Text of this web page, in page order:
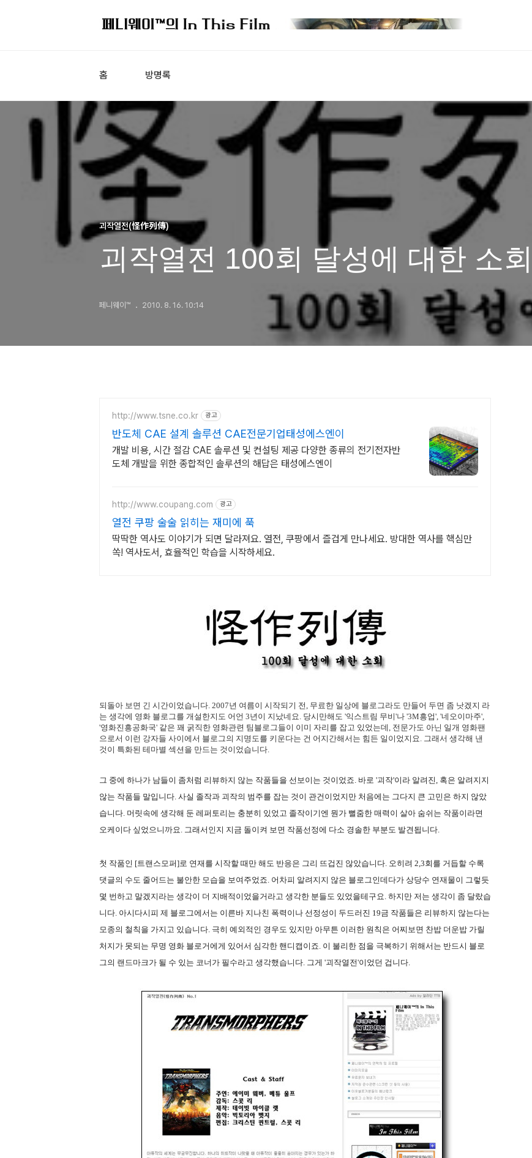
홈 방명록
괴작열전(怪作列傳)
괴작열전 100회 달성에 대한 소회
페니웨이™ 2010. 8. 16. 10:14
http://www.tsne.co.kr 광고
반도체 CAE 설계 솔루션 CAE전문기업태성에스엔이
개발 비용, 시간 절감 CAE 솔루션 및 컨설팅 제공 다양한 종류의 전기전자반
도체 개발을 위한 종합적인 솔루션의 해답은 태성에스엔이
http://www.coupang.com 광고
열전 쿠팡 술술 읽히는 재미에 푹
딱딱한 역사도 이야기가 되면 달라져요. 열전, 쿠팡에서 즐겁게 만나세요. 방대한 역사를 핵심만
쏙! 역사도서, 효율적인 학습을 시작하세요.
되돌아 보면 긴 시간이었습니다. 2007년 여름이 시작되기 전, 무료한 일상에 블로그라도 만들어 두면 좀 낫겠지 라
는 생각에 영화 블로그를 개설한지도 어언 3년이 지났네요. 당시만해도 '익스트림 무비'나 '3M흥업', '네오이마주',
'영화진흥공화국' 같은 꽤 굵직한 영화관련 팀블로그들이 이미 자리를 잡고 있었는데, 전문가도 아닌 일개 영화팬
으로서 이런 강자들 사이에서 블로그의 지명도를 키운다는 건 어지간해서는 힘든 일이었지요. 그래서 생각해 낸
것이 특화된 테마별 섹션을 만드는 것이었습니다.
그 중에 하나가 남들이 좀처럼 리뷰하지 않는 작품들을 선보이는 것이었죠. 바로 '괴작'이라 알려진, 혹은 알려지지
않는 작품들 말입니다. 사실 졸작과 괴작의 범주를 잡는 것이 관건이었지만 처음에는 그다지 큰 고민은 하지 않았
습니다. 머릿속에 생각해 둔 레퍼토리는 충분히 있었고 졸작이기엔 뭔가 뻘줌한 매력이 살아 숨쉬는 작품이라면
오케이다 싶었으니까요. 그래서인지 지금 돌이켜 보면 작품선정에 다소 경솔한 부분도 발견됩니다.
첫 작품인 [트랜스모퍼]로 연재를 시작할 때만 해도 반응은 그리 뜨겁진 않았습니다. 오히려 2,3회를 거듭할 수록
댓글의 수도 줄어드는 불안한 모습을 보여주었죠. 어차피 알려지지 않은 블로그인데다가 상당수 연재물이 그렇듯
몇 번하고 말겠지라는 생각이 더 지배적이었을거라고 생각한 분들도 있었을테구요. 하지만 저는 생각이 좀 달랐습
니다. 아시다시피 제 블로그에서는 이른바 지나친 폭력이나 선정성이 두드러진 19금 작품들은 리뷰하지 않는다는
모종의 철칙을 가지고 있습니다. 극히 예외적인 경우도 있지만 아무튼 이러한 원칙은 어찌보면 찬밥 더운밥 가릴
처지가 못되는 무명 영화 블로거에게 있어서 심각한 핸디캡이죠. 이 불리한 점을 극복하기 위해서는 반드시 블로
그의 랜드마크가 될 수 있는 코너가 필수라고 생각했습니다. 그게 '괴작열전'이었던 겁니다.